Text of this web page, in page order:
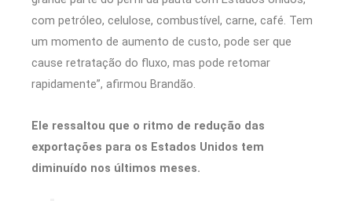
com petróleo, celulose, combustível, carne, café. Tem
um momento de aumento de custo, pode ser que
cause retratação do fluxo, mas pode retomar
rapidamente”, afirmou Brandão.
Ele ressaltou que o ritmo de redução das
exportações para os Estados Unidos tem
diminuído nos últimos meses.